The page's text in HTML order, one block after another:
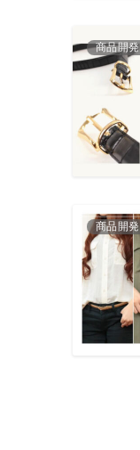
商品開発
商品開発